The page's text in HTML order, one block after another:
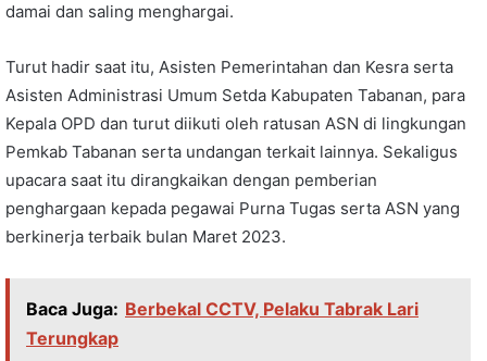
damai dan saling menghargai.
Turut hadir saat itu, Asisten Pemerintahan dan Kesra serta
Asisten Administrasi Umum Setda Kabupaten Tabanan, para
Kepala OPD dan turut diikuti oleh ratusan ASN di lingkungan
Pemkab Tabanan serta undangan terkait lainnya. Sekaligus
upacara saat itu dirangkaikan dengan pemberian
penghargaan kepada pegawai Purna Tugas serta ASN yang
berkinerja terbaik bulan Maret 2023.
Baca Juga: Berbekal CCTV, Pelaku Tabrak Lari
Terungkap